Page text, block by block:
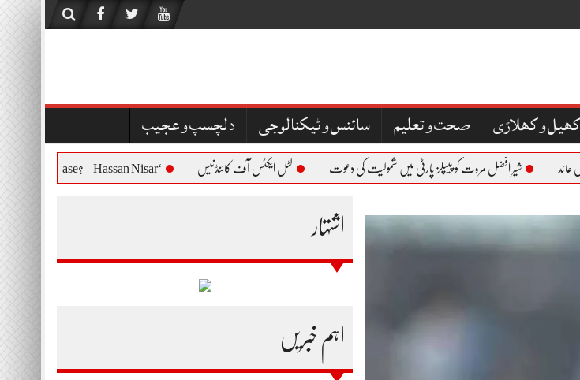
کھیل و کھلاڑی صحت و تعلیم سائنس و ٹیکنالوجی دلچسپ و عجیب
شیر افضل مروت کو پیپلز پارٹی میں شمولیت کی دعوت لٹل ایکٹس آف کائنڈنیس
اشتہار
اہم خبریں